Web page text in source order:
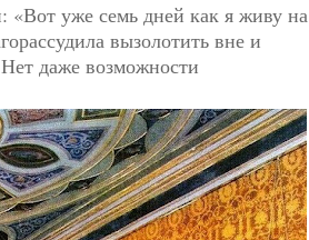
уже семь дней как я живу на
вызолотить вне и
даже возможности